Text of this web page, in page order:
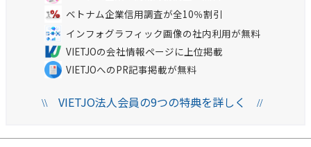
ベトナム企業信用調査が全10％割引
インフォグラフィック画像の社内利用が無料
VIETJOの会社情報ページに上位掲載
VIETJOへのPR記事掲載が無料
\\VIETJO法人会員の9つの特典を詳しく //